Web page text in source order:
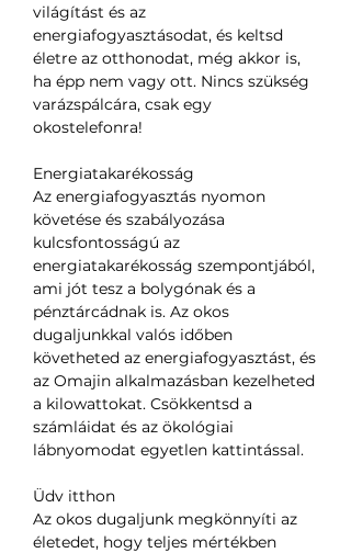
világítást és az
energiafogyasztásodat, és keltsd
életre az otthonodat, még akkor is,
ha épp nem vagy ott. Nincs szükség
varázspálcára, csak egy
okostelefonra!
Energiatakarékosság
Az energiafogyasztás nyomon
követése és szabályozása
kulcsfontosságú az
energiatakarékosság szempontjából,
ami jót tesz a bolygónak és a
pénztárcádnak is. Az okos
dugaljunkkal valós időben
követheted az energiafogyasztást, és
az Omajin alkalmazásban kezelheted
a kilowattokat. Csökkentsd a
számláidat és az ökológiai
lábnyomodat egyetlen kattintással.
Üdv itthon
Az okos dugaljunk megkönnyíti az
életedet, hogy teljes mértékben